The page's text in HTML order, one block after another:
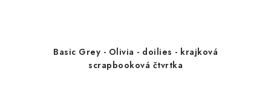
Basic Grey - Olivia - doilies - krajková
scrapbooková čtvrtka